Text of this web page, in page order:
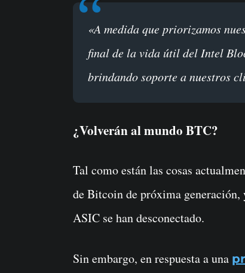
«A medida que priorizamos nuestras inversiones en IDM 2.0, hemos llegado al
final de la vida útil del Intel
brindando soporte a nuestros
¿Volverán al mundo BTC?
Tal como están las cosas
de Bitcoin de próxima
ASIC se han desconectado.
Sin embargo, en respuesta a una